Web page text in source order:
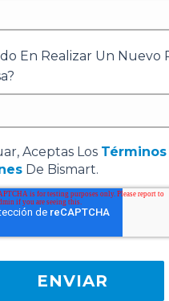
En Realizar Un Nuevo
Aceptas Los Términos
De Bismart.